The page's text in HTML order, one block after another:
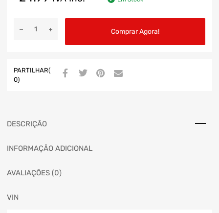
Comprar Agora!
PARTILHAR(
0)
DESCRIÇÃO
INFORMAÇÃO ADICIONAL
AVALIAÇÕES (0)
VIN